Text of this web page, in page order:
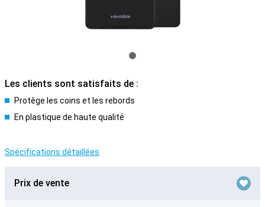
Les clients sont satisfaits de :
Protège les coins et les rebords
En plastique de haute qualité
Spécifications détaillées
Prix de vente